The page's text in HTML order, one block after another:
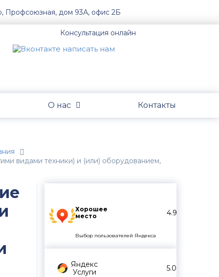
Профсоюзная, дом 93А, офис 2Б
Консультация онлайн
О нас Контакты
видами техники) и (или) оборудованием,
Хорошее
место
4.9
Выбор пользователей Яндекса
Яндекс
Услуги
5.0